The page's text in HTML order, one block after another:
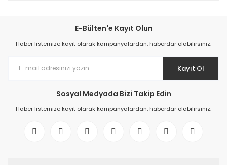
E-Bülten'e Kayıt Olun
Haber listemize kayıt olarak kampanyalardan, haberdar olabilirsiniz.
Kayıt Ol
Sosyal Medyada Bizi Takip Edin
Haber listemize kayıt olarak kampanyalardan, haberdar olabilirsiniz.